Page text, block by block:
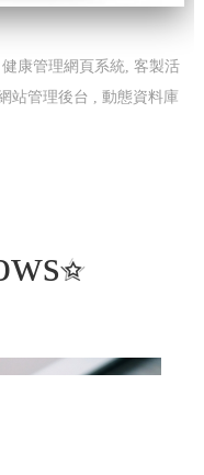
健康管理網頁系統, 客製活
站管理後台 , 動態資料庫